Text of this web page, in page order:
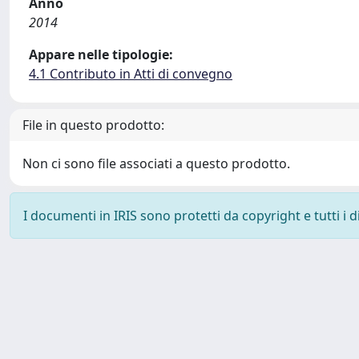
2014
Appare nelle tipologie:
4.1 Contributo in Atti di convegno
File in questo prodotto:
Non ci sono file associati a questo prodotto.
I documenti in IRIS sono protetti da copyright e tutti i